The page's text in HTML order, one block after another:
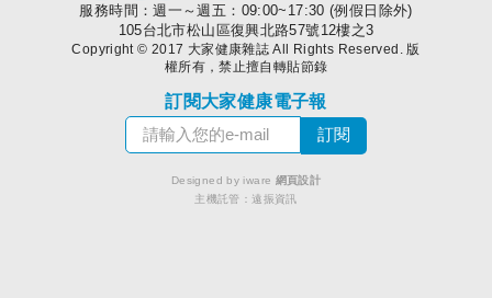
服務時間：週一～週五：09:00~17:30 (例假日除外)
105台北市松山區復興北路57號12樓之3
Copyright © 2017 大家健康雜誌 All Rights Reserved. 版
權所有，禁止擅自轉貼節錄
訂閱大家健康電子報
Designed by iware 網頁設計
主機託管：遠振資訊